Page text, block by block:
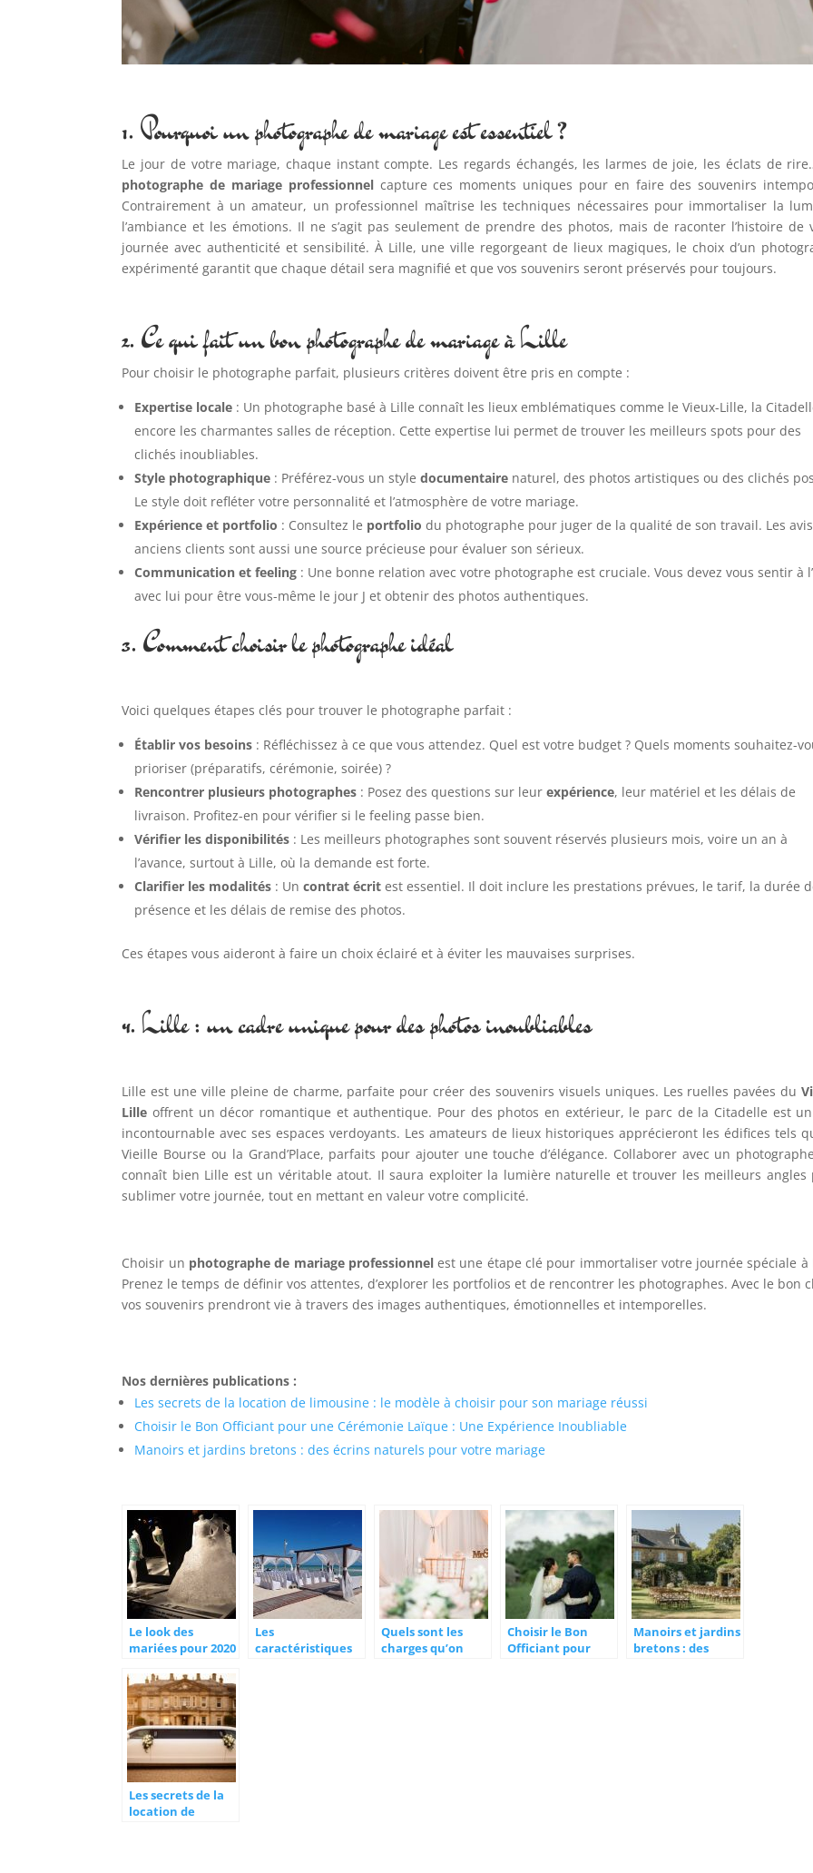
1. Pourquoi un photographe de mariage est essentiel ?
Le jour de votre mariage, chaque instant compte. Les regards échangés, les larmes de joie, les éclats de
photographe de mariage professionnelcapture ces moments uniques pour en faire des souvenirs
Contrairement à un amateur, un professionnel maîtrise les techniques nécessaires pour immortaliser la
l’ambiance et les émotions. Il ne s’agit pas seulement de prendre des photos, mais de raconter l’histoire de
journée avec authenticité et sensibilité. À Lille, une ville regorgeant de lieux magiques, le choix d’un
expérimenté garantit que chaque détail sera magnifié et que vos souvenirs seront préservés pour toujours.
2. Ce qui fait un bon photographe de mariage à Lille
Pour choisir le photographe parfait, plusieurs critères doivent être pris en compte :
Expertise locale : Un photographe basé à Lille connaît les lieux emblématiques comme le Vieux-Lille, la
encore les charmantes salles de réception. Cette expertise lui permet de trouver les meilleurs spots pour des
clichés inoubliables.
Style photographique : Préférez-vous un styledocumentaire naturel, des photos artistiques ou des clichés
Le style doit refléter votre personnalité et l’atmosphère de votre mariage.
Expérience et portfolio : Consultez le portfolio du photographe pour juger de la qualité de son travail. Les
anciens clients sont aussi une source précieuse pour évaluer son sérieux.
Communication et feeling : Une bonne relation avec votre photographe est cruciale. Vous devez vous sentir à
avec lui pour être vous-même le jour J et obtenir des photos authentiques.
3. Comment choisir le photographe idéal
Voici quelques étapes clés pour trouver le photographe parfait :
Établir vos besoins : Réfléchissez à ce que vous attendez. Quel est votre budget ? Quels moments souhaitez-
prioriser (préparatifs, cérémonie, soirée) ?
Rencontrer plusieurs photographes : Posez des questions sur leurexpérience, leur matériel et les délais de
livraison. Profitez-en pour vérifier si le feeling passe bien.
Vérifier les disponibilités : Les meilleurs photographes sont souvent réservés plusieurs mois, voire un an à
l’avance, surtout à Lille, où la demande est forte.
Clarifier les modalités : Uncontrat écrit est essentiel. Il doit inclure les prestations prévues, le tarif, la durée
présence et les délais de remise des photos.
Ces étapes vous aideront à faire un choix éclairé et à éviter les mauvaises surprises.
4. Lille : un cadre unique pour des photos inoubliables
Lille est une ville pleine de charme, parfaite pour créer des souvenirs visuels uniques. Les ruelles pavées du
Lille offrent un décor romantique et authentique. Pour des photos en extérieur, le parc de la Citadelle est
incontournable avec ses espaces verdoyants. Les amateurs de lieux historiques apprécieront les édifices tels
Vieille Bourse ou la Grand’Place, parfaits pour ajouter une touche d’élégance. Collaborer avec un
connaît bien Lille est un véritable atout. Il saura exploiter la lumière naturelle et trouver les meilleurs angles
sublimer votre journée, tout en mettant en valeur votre complicité.
Choisir un photographe de mariage professionnelest une étape clé pour immortaliser votre journée spéciale à
Prenez le temps de définir vos attentes, d’explorer les portfolios et de rencontrer les photographes. Avec le bon
vos souvenirs prendront vie à travers des images authentiques, émotionnelles et intemporelles.
Nos dernières publications :
Les secrets de la location de limousine : le modèle à choisir pour son mariage réussi
Choisir le Bon Officiant pour une Cérémonie Laïque : Une Expérience Inoubliable
Manoirs et jardins bretons : des écrins naturels pour votre mariage
Le look des
mariées pour 2020
Les
caractéristiques
Quels sont les
charges qu’on
Choisir le Bon
Officiant pour
Manoirs et jardins
bretons : des
Les secrets de la
location de